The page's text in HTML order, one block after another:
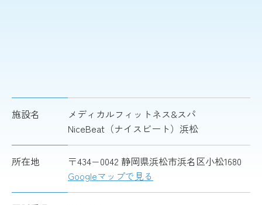
施設名
メディカルフィットネス&スパ
NiceBeat（ナイスビート）浜松
所在地
〒434−0042 静岡県浜松市浜名区小松1680
Googleマップで見る